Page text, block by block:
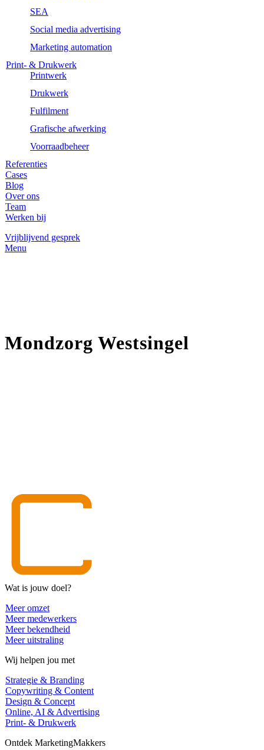
SEA
Social media advertising
Marketing automation
Print- & Drukwerk
Printwerk
Drukwerk
Fulfilment
Grafische afwerking
Voorraadbeheer
Referenties
Cases
Blog
Over ons
Team
Werken bij
Vrijblijvend gesprek
Menu
Mondzorg Westsingel
Wat is jouw doel?
Meer omzet
Meer medewerkers
Meer bekendheid
Meer uitstraling
Wij helpen jou met
Strategie & Branding
Copywriting & Content
Design & Concept
Online, AI & Advertising
Print- & Drukwerk
Ontdek MarketingMakkers